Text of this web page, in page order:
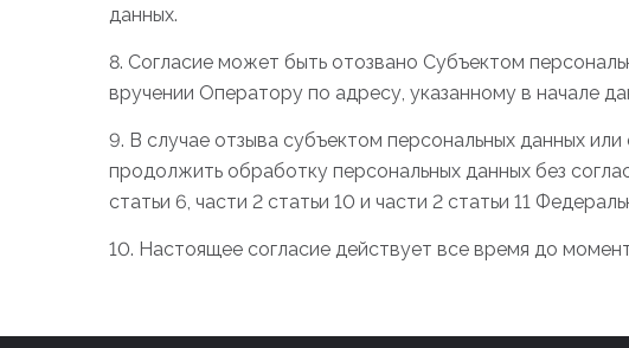
данных.
8. Согласие может быть отозвано Субъектом
вручении Оператору по адресу, указанному в начале
9. В случае отзыва субъектом персональных данных
продолжить обработку персональных данных без
статьи 6, части 2 статьи 10 и части 2 статьи 11
10. Настоящее согласие действует все время до